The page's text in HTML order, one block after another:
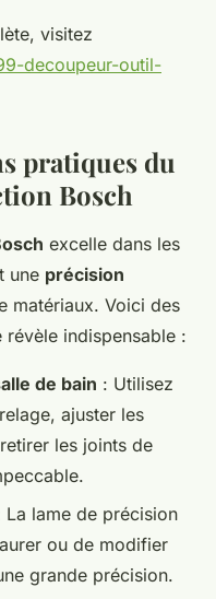
visitez
decoupeur-outil-
pratiques du
Bosch
excelle dans les
une précision
matériaux. Voici des
indispensable :
de bain : Utilisez
ajuster les
les joints de
La lame de précision
ou de modifier
grande précision.